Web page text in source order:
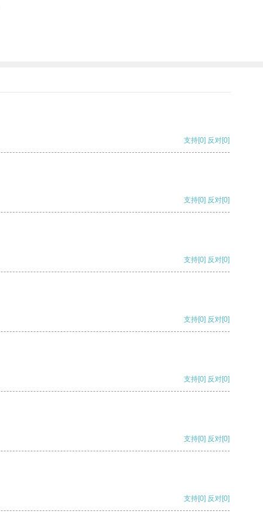
支持[0] 反对[0]
支持[0] 反对[0]
支持[0] 反对[0]
支持[0] 反对[0]
支持[0] 反对[0]
支持[0] 反对[0]
支持[0] 反对[0]